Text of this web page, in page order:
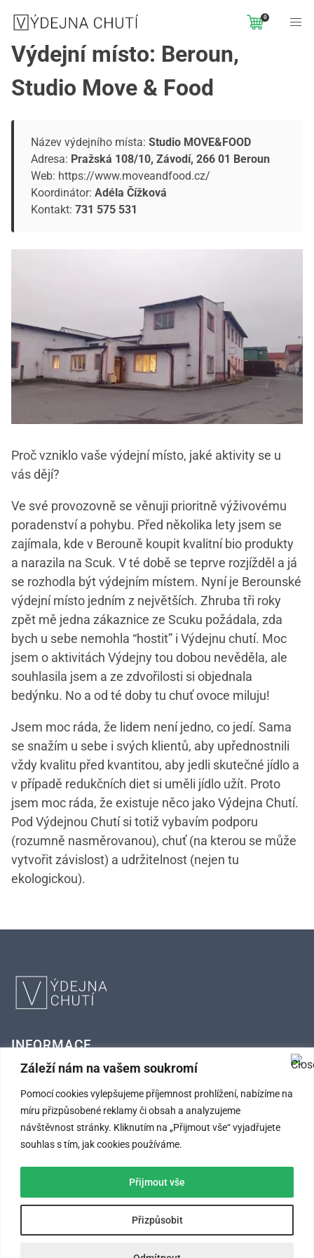
Záleží nám na vašem soukromí
Pomocí cookies vylepšujeme příjemnost prohlížení, nabízíme na
míru přizpůsobené reklamy či obsah a analyzujeme
návštěvnost stránky. Kliknutím na „Přijmout vše“ vyjadřujete
souhlas s tím, jak cookies používáme.
Přizpůsobit
Přijmout vše
0
Výdejní místo: Beroun,
Studio Move & Food
Název výdejního místa: Studio MOVE&FOOD
Adresa: Pražská 108/10, Závodí, 266 01 Beroun
Web: https://www.moveandfood.cz/
Koordinátor: Adéla Čížková
Kontakt: 731 575 531
Proč vzniklo vaše výdejní místo, jaké aktivity se u
vás dějí?
Ve své provozovně se věnuji prioritně výživovému
poradenství a pohybu. Před několika lety jsem se
zajímala, kde v Berouně koupit kvalitní bio produkty
a narazila na Scuk. V té době se teprve rozjížděl a já
se rozhodla být výdejním místem. Nyní je Berounské
výdejní místo jedním z největších. Zhruba tři roky
zpět mě jedna zákaznice ze Scuku požádala, zda
bych u sebe nemohla “hostit” i Výdejnu chutí. Moc
jsem o aktivitách Výdejny tou dobou nevěděla, ale
souhlasila jsem a ze zdvořilosti si objednala
bedýnku. No a od té doby tu chuť ovoce miluju!
Jsem moc ráda, že lidem není jedno, co jedí. Sama
se snažím u sebe i svých klientů, aby upřednostnili
vždy kvalitu před kvantitou, aby jedli skutečné jídlo a
v případě redukčních diet si uměli jídlo užít. Proto
jsem moc ráda, že existuje něco jako Výdejna Chutí.
Pod Výdejnou Chutí si totiž vybavím podporu
(rozumně nasměrovanou), chuť (na kterou se může
vytvořit závislost) a udržitelnost (nejen tu
ekologickou).
INFORMACE
Kontaktní údaje
Obchodní podmínky
Ochrana osobních údajů
SLEDUJTE NÁS